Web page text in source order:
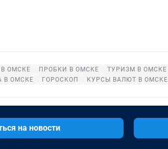
ОМСКЕ ПРОБКИ В ОМСКЕ ТУРИЗМ В ОМСКЕ
В ОМСКЕ
ГОРОСКОП КУРСЫ ВАЛЮТ В ОМСКЕ
на новости